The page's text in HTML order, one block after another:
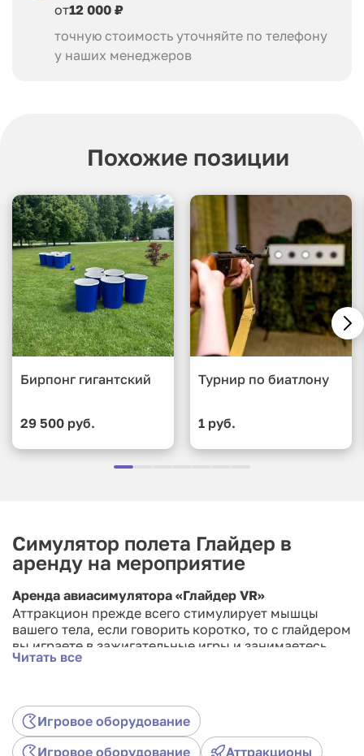
от12 000 ₽
точную стоимость уточняйте по телефону
у наших менеджеров
Похожие позиции
Бирпонг гигантский
29 500 руб.
Турнир по биатлону
1 руб.
Симулятор полета Глайдер в
аренду на мероприятие
Аренда авиасимулятора «Глайдер VR»
Аттракцион прежде всего стимулирует мышцы
вашего тела, если говорить коротко, то с глайдером
вы играете в зажигательные игры и занимаетесь
спортом одновременно! Основное напряжение
докторами и профессиональными тренерами.
Главный его плюс состоит в том, что погружаясь в
игру, вы теряетесь в виртуальной реальности и
Читать все
Игровое оборудование
Игровое оборудование
Аттракционы